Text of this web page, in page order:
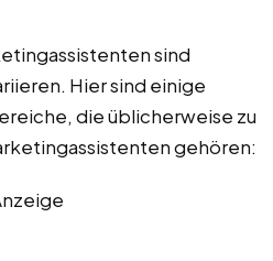
sind
Hier sind einige
die üblicherweise zu
gehören: